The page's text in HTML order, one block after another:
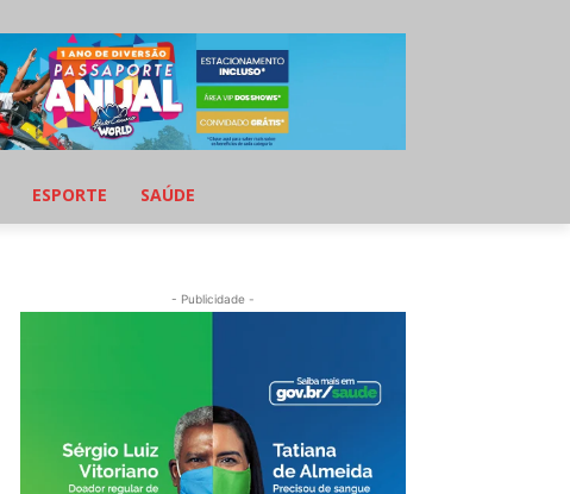
ESPORTE SAÚDE
- Publicidade -